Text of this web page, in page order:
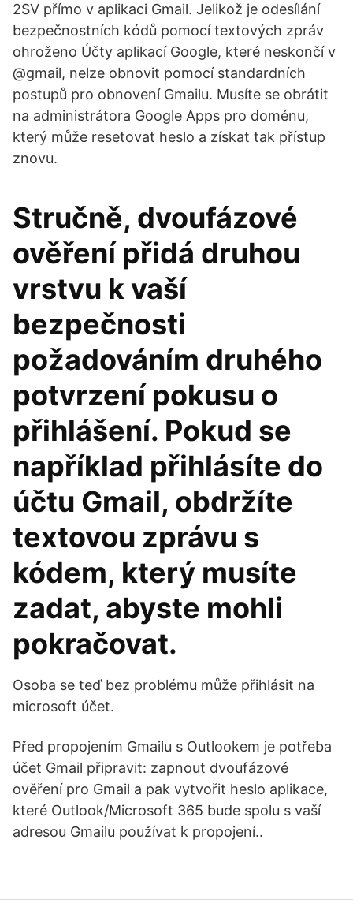
2SV přímo v aplikaci Gmail. Jelikož je odesílání
bezpečnostních kódů pomocí textových zpráv
ohroženo Účty aplikací Google, které neskončí v
@gmail, nelze obnovit pomocí standardních
postupů pro obnovení Gmailu. Musíte se obrátit
na administrátora Google Apps pro doménu,
který může resetovat heslo a získat tak přístup
znovu.
Stručně, dvoufázové
ověření přidá druhou
vrstvu k vaší
bezpečnosti
požadováním druhého
potvrzení pokusu o
přihlášení. Pokud se
například přihlásíte do
účtu Gmail, obdržíte
textovou zprávu s
kódem, který musíte
zadat, abyste mohli
pokračovat.
Osoba se teď bez problému může přihlásit na
microsoft účet.
Před propojením Gmailu s Outlookem je potřeba
účet Gmail připravit: zapnout dvoufázové
ověření pro Gmail a pak vytvořit heslo aplikace,
které Outlook/Microsoft 365 bude spolu s vaší
adresou Gmailu používat k propojení..